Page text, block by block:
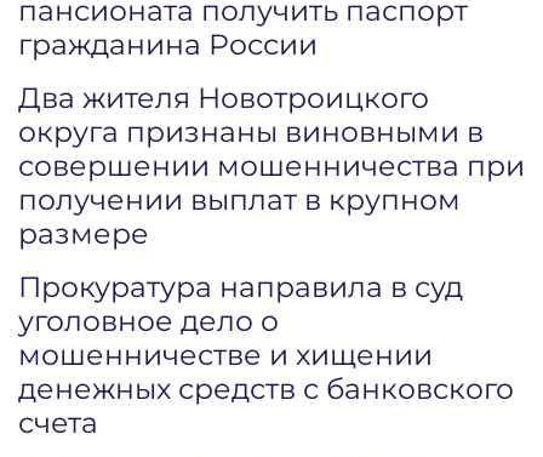
пансионата получить паспорт
гражданина России
Два жителя Новотроицкого
округа признаны виновными в
совершении мошенничества при
получении выплат в крупном
размере
Прокуратура направила в суд
уголовное дело о
мошенничестве и хищении
денежных средств с банковского
счета